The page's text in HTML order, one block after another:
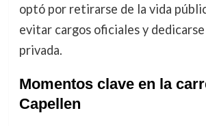
optó por retirarse de la vida
evitar cargos oficiales y dedicarse
privada.
Momentos clave en la
Capellen